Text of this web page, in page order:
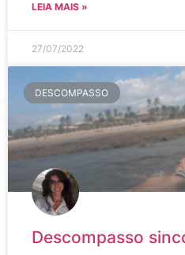
LEIA MAIS »
27/07/2022
DESCOMPASSO
Descompasso